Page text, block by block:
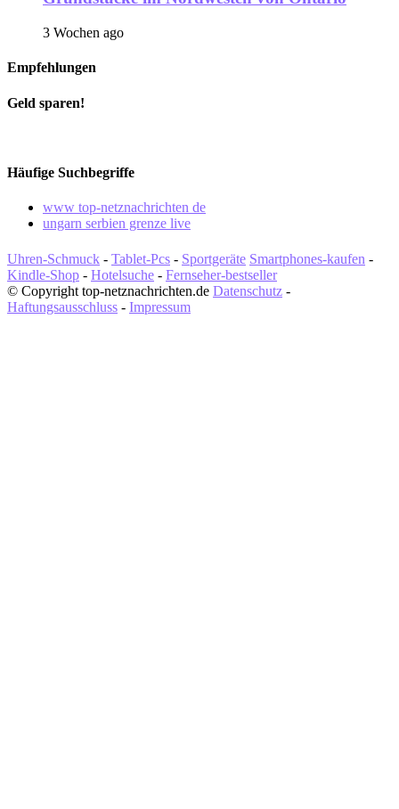
3 Wochen ago
Empfehlungen
Geld sparen!
Häufige Suchbegriffe
www top-netznachrichten de
ungarn serbien grenze live
Uhren-Schmuck - Tablet-Pcs - Sportgeräte Smartphones-kaufen -
Kindle-Shop - Hotelsuche - Fernseher-bestseller
© Copyright top-netznachrichten.de Datenschutz -
Haftungsausschluss - Impressum